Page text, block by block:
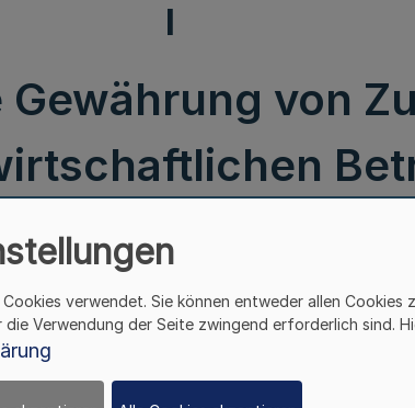
I
von
für Umwelt und
verwendet. Sie können entweder allen Cookies
Verwendung der Seite zwingend erforderlich sind.